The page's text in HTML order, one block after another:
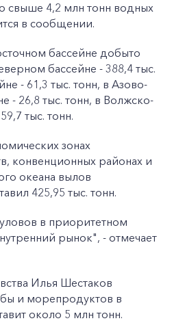
свыше 4,2 млн тонн водных
в сообщении.
бассейне добыто
бассейне - 388,4 тыс.
- 61,3 тыс. тонн, в Азово-
- 26,8 тыс. тонн, в Волжско-
тыс. тонн.
зонах
конвенционных районах и
океана вылов
425,95 тыс. тонн.
в приоритетном
рынок", - отмечает
Илья Шестаков
и морепродуктов в
около 5 млн тонн.